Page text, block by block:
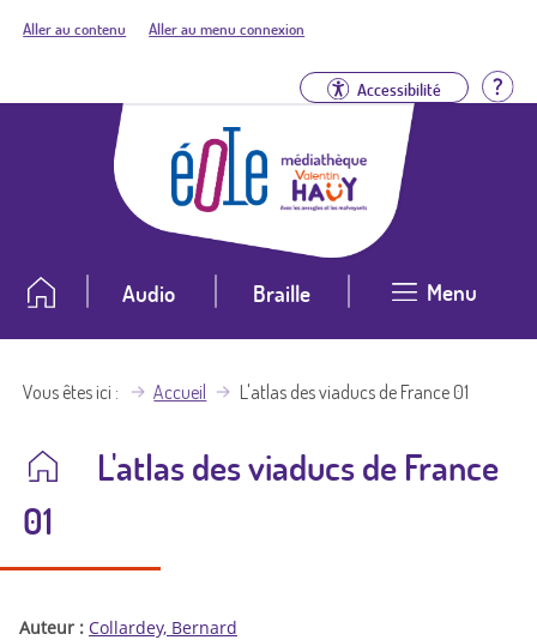
Aller au contenu Aller au menu connexion
Accessibilité
Audio Braille Menu
Vous êtes ici Accueil L'atlas des viaducs de France 01
L'atlas des viaducs de France
01
Auteur : Collardey, Bernard